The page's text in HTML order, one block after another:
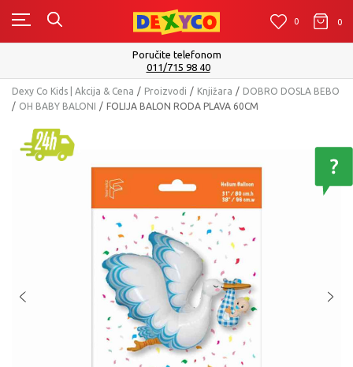
0 0 0
Poručite telefonom
011/715 98 40
Dexy Co Kids | Akcija & Cena Proizvodi Knjižara
DOBRO DOSLA BEBO
OH BABY BALONI
FOLIJA BALON RODA PLAVA 60CM